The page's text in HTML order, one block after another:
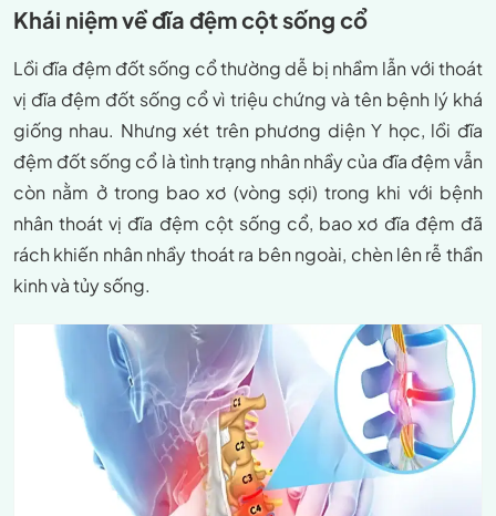
Khái niệm về đĩa đệm cột sống cổ
Lồi đĩa đệm đốt sống cổ thường dễ bị nhầm lẫn với thoát
vị đĩa đệm đốt sống cổ vì triệu chứng và tên bệnh lý khá
giống nhau. Nhưng xét trên phương diện Y học, lồi đĩa
đệm đốt sống cổ là tình trạng nhân nhầy của đĩa đệm vẫn
còn nằm ở trong bao xơ (vòng sợi) trong khi với bệnh
nhân thoát vị đĩa đệm cột sống cổ, bao xơ đĩa đệm đã
rách khiến nhân nhầy thoát ra bên ngoài, chèn lên rễ thần
kinh và tủy sống.